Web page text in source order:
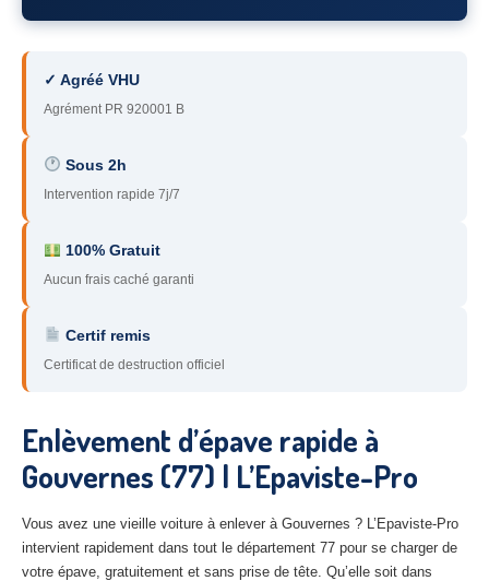
92– Hauts-de-Seine
93 – Seine-Saint-Denis
94– Val-de-Marne
95 – Val d’Oise
– Essonne
89 – Yonne
51 – Marne
– Eure-et-Loir
27– Eure
– Aube
02– Aisne
✓ Agréé VHU
Agrément PR 920001 B
Sous 2h
Intervention rapide 7j/7
100% Gratuit
Aucun frais caché garanti
Certif remis
Certificat de destruction officiel
Enlèvement d’épave rapide à
Gouvernes (77) | L’Epaviste-Pro
Vous avez une vieille voiture à enlever à Gouvernes ? L’Epaviste-Pro
intervient rapidement dans tout le département 77 pour se charger de
votre épave, gratuitement et sans prise de tête. Qu’elle soit dans